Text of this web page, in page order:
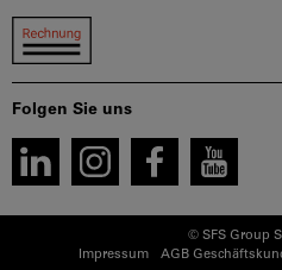
Folgen Sie uns
© SFS Group
Impressum
AGB